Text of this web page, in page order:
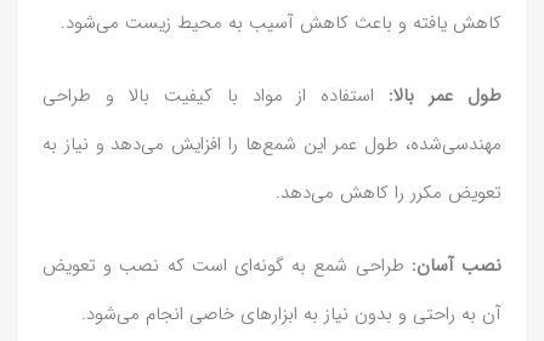
کاهش یافته و باعث کاهش آسیب به محیط زیست می‌شود.
طول عمر بالا: استفاده از مواد با کیفیت بالا و طراحی
مهندسی‌شده، طول عمر این شمع‌ها را افزایش می‌دهد و نیاز به
تعویض مکرر را کاهش می‌دهد.
نصب آسان: طراحی شمع به گونه‌ای است که نصب و تعویض
آن به راحتی و بدون نیاز به ابزارهای خاصی انجام می‌شود.